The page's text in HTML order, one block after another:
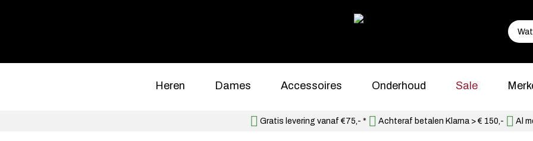
Heren Dames Accessoires Onderhoud Sale
Gratis levering vanaf €75,- * Achteraf betalen Klarna > € 150,- Al